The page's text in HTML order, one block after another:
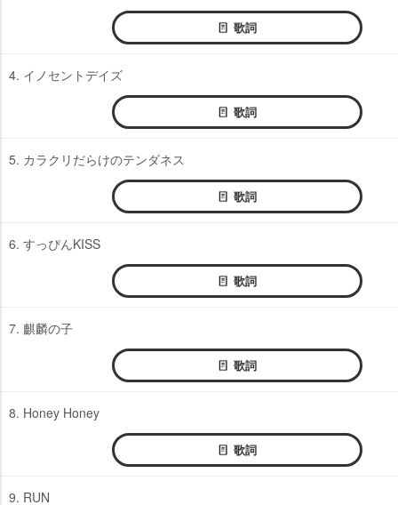
歌詞
4. イノセントデイズ
歌詞
5. カラクリだらけのテンダネス
歌詞
6. すっぴんKISS
歌詞
7. 麒麟の子
歌詞
8. Honey Honey
歌詞
9. RUN